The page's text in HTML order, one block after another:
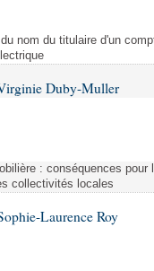
nom du titulaire d'un
Duby-Muller
: conséquences
collectivités locales
Laurence Roy